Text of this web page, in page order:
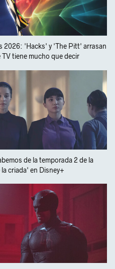
2026: 'Hacks' y 'The Pitt' arrasan
tiene mucho que decir
de la temporada 2 de la
criada' en Disney+